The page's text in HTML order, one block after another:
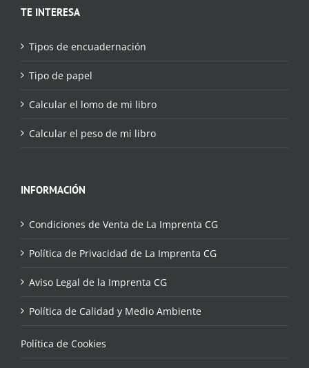
TE INTERESA
Tipos de encuadernación
Tipo de papel
Calcular el lomo de mi libro
Calcular el peso de mi libro
INFORMACIÓN
Condiciones de Venta de La Imprenta CG
Política de Privacidad de La Imprenta CG
Aviso Legal de la Imprenta CG
Política de Calidad y Medio Ambiente
Política de Cookies